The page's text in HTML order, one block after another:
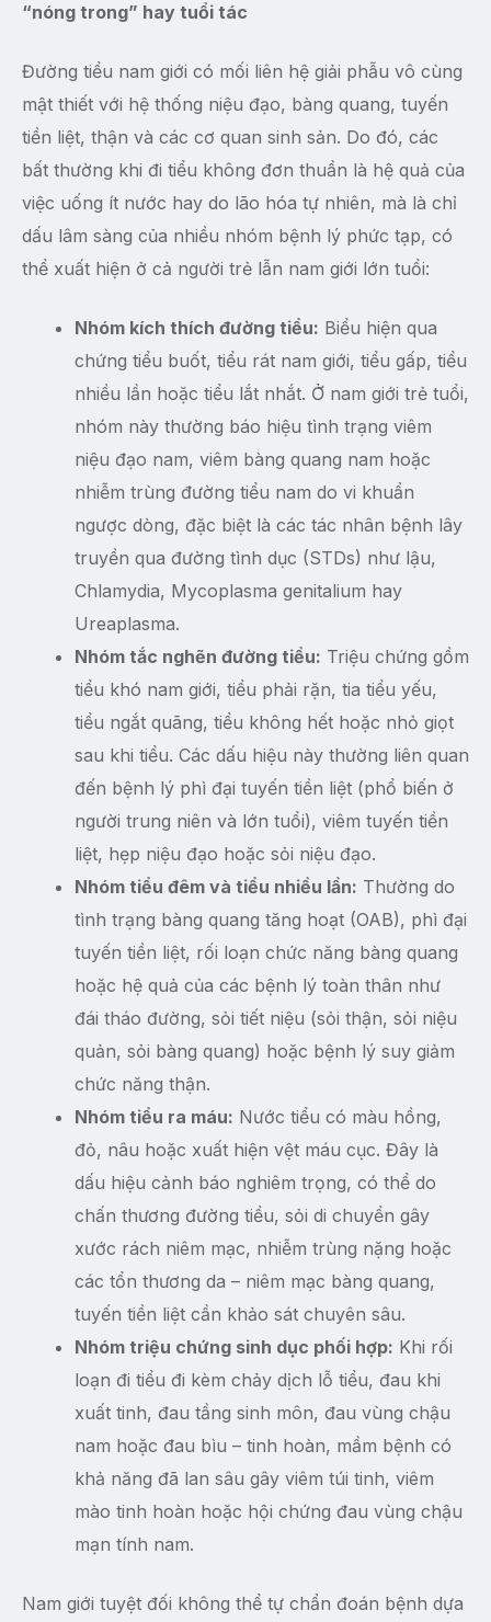
“nóng trong” hay tuổi tác
Đường tiểu nam giới có mối liên hệ giải phẫu vô cùng
mật thiết với hệ thống niệu đạo, bàng quang, tuyến
tiền liệt, thận và các cơ quan sinh sản. Do đó, các
bất thường khi đi tiểu không đơn thuần là hệ quả của
việc uống ít nước hay do lão hóa tự nhiên, mà là chỉ
dấu lâm sàng của nhiều nhóm bệnh lý phức tạp, có
thể xuất hiện ở cả người trẻ lẫn nam giới lớn tuổi:
Nhóm kích thích đường tiểu: Biểu hiện qua
chứng tiểu buốt, tiểu rát nam giới, tiểu gấp, tiểu
nhiều lần hoặc tiểu lắt nhắt. Ở nam giới trẻ tuổi,
nhóm này thường báo hiệu tình trạng viêm
niệu đạo nam, viêm bàng quang nam hoặc
nhiễm trùng đường tiểu nam do vi khuẩn
ngược dòng, đặc biệt là các tác nhân bệnh lây
truyền qua đường tình dục (STDs) như lậu,
Chlamydia, Mycoplasma genitalium hay
Ureaplasma.
Nhóm tắc nghẽn đường tiểu: Triệu chứng gồm
tiểu khó nam giới, tiểu phải rặn, tia tiểu yếu,
tiểu ngắt quãng, tiểu không hết hoặc nhỏ giọt
sau khi tiểu. Các dấu hiệu này thường liên quan
đến bệnh lý phì đại tuyến tiền liệt (phổ biến ở
người trung niên và lớn tuổi), viêm tuyến tiền
liệt, hẹp niệu đạo hoặc sỏi niệu đạo.
Nhóm tiểu đêm và tiểu nhiều lần: Thường do
tình trạng bàng quang tăng hoạt (OAB), phì đại
tuyến tiền liệt, rối loạn chức năng bàng quang
hoặc hệ quả của các bệnh lý toàn thân như
đái tháo đường, sỏi tiết niệu (sỏi thận, sỏi niệu
quản, sỏi bàng quang) hoặc bệnh lý suy giảm
chức năng thận.
Nhóm tiểu ra máu: Nước tiểu có màu hồng,
đỏ, nâu hoặc xuất hiện vệt máu cục. Đây là
dấu hiệu cảnh báo nghiêm trọng, có thể do
chấn thương đường tiểu, sỏi di chuyển gây
xước rách niêm mạc, nhiễm trùng nặng hoặc
các tổn thương da – niêm mạc bàng quang,
tuyến tiền liệt cần khảo sát chuyên sâu.
Nhóm triệu chứng sinh dục phối hợp: Khi rối
loạn đi tiểu đi kèm chảy dịch lỗ tiểu, đau khi
xuất tinh, đau tầng sinh môn, đau vùng chậu
nam hoặc đau bìu – tinh hoàn, mầm bệnh có
khả năng đã lan sâu gây viêm túi tinh, viêm
mào tinh hoàn hoặc hội chứng đau vùng chậu
mạn tính nam.
Nam giới tuyệt đối không thể tự chẩn đoán bệnh dựa